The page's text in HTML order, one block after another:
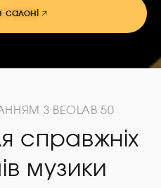
салоні
З BEOLAB 50
справжніх
музики